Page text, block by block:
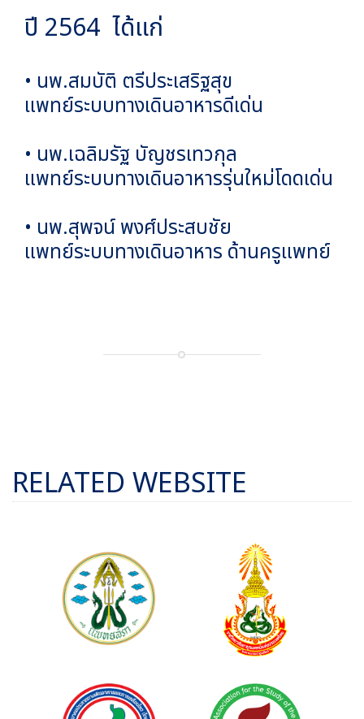
ปี 2564 ได้แก่
• นพ.สมบัติ ตรีประเสริฐสุข
แพทย์ระบบทางเดินอาหารดีเด่น
• นพ.เฉลิมรัฐ บัญชรเทวกุล
แพทย์ระบบทางเดินอาหารรุ่นใหม่โดดเด่น
• นพ.สุพจน์ พงศ์ประสบชัย
แพทย์ระบบทางเดินอาหาร ด้านครูแพทย์
RELATED WEBSITE